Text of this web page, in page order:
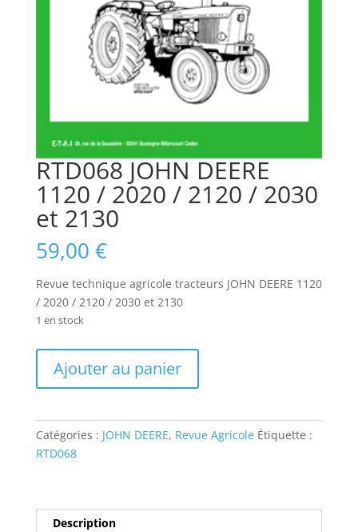
RTD068 JOHN DEERE
1120 / 2020 / 2120 / 2030
et 2130
59,00 €
Revue technique agricole tracteurs JOHN DEERE 1120
/ 2020 / 2120 / 2030 et 2130
1 en stock
RTD068
DEERE
1120
2120
Ajouter au panier
Catégories : JOHN DEERE, Revue Agricole Étiquette :
RTD068
Description